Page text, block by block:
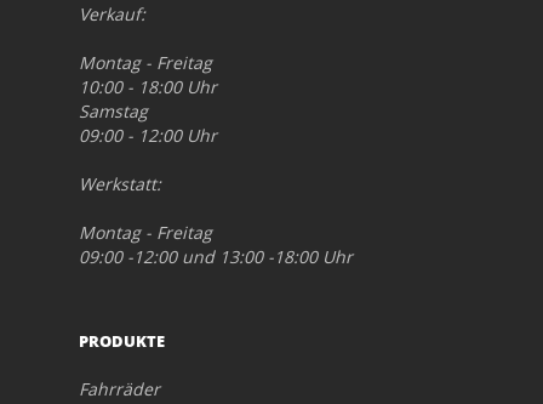
Verkauf:
Montag - Freitag
10:00 - 18:00 Uhr
Samstag
09:00 - 12:00 Uhr
Werkstatt:
Montag - Freitag
09:00 -12:00 und 13:00 -18:00 Uhr
PRODUKTE
Fahrräder